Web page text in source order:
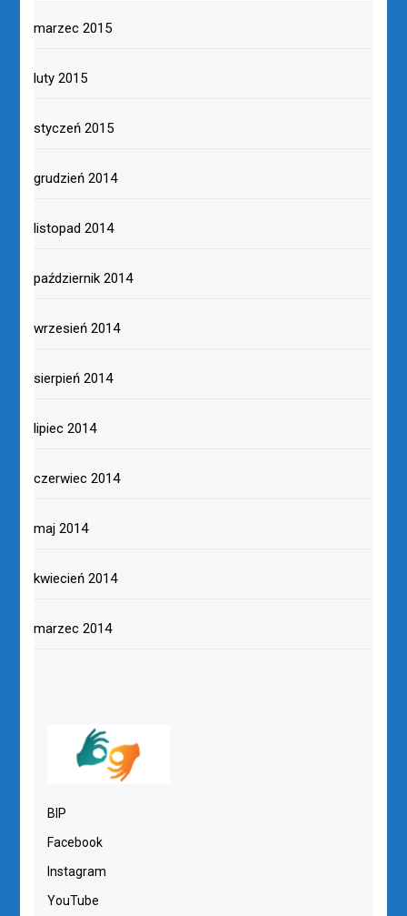
marzec 2015
luty 2015
styczeń 2015
grudzień 2014
listopad 2014
październik 2014
wrzesień 2014
sierpień 2014
lipiec 2014
czerwiec 2014
maj 2014
kwiecień 2014
marzec 2014
BIP
Facebook
Instagram
YouTube